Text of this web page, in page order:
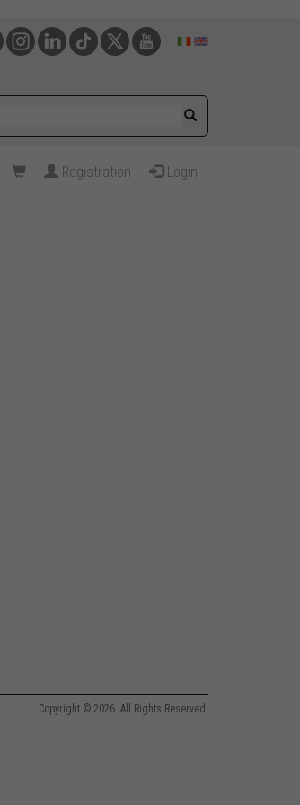
Registration Login
Copyright © 2026. All Rights Reserved.